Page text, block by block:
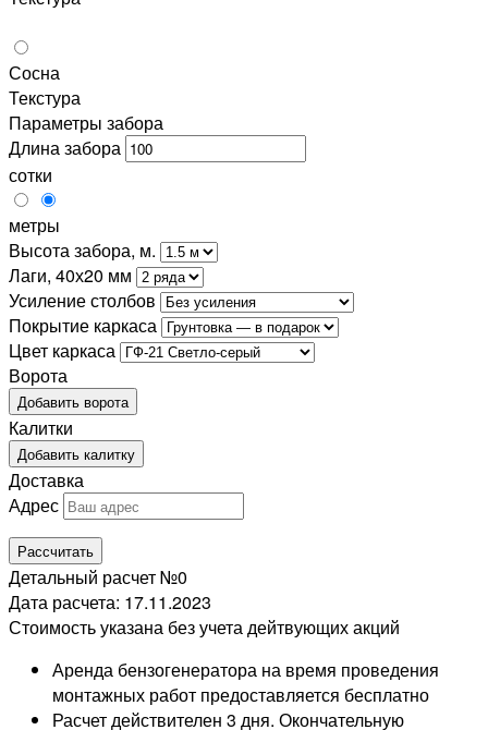
Сосна
Текстура
Параметры забора
Длина забора
сотки
метры
Высота забора, м.
Лаги, 40х20 мм
Усиление столбов
Покрытие каркаса
Цвет каркаса
Ворота
Добавить ворота
Калитки
Добавить калитку
Доставка
Адрес
Рассчитать
Детальный расчет №0
Дата расчета: 17.11.2023
Стоимость указана без учета дейтвующих акций
Аренда бензогенератора на время проведения
монтажных работ предоставляется бесплатно
Расчет действителен 3 дня. Окончательную